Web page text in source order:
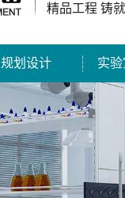
精品工程 铸
规划设计 实